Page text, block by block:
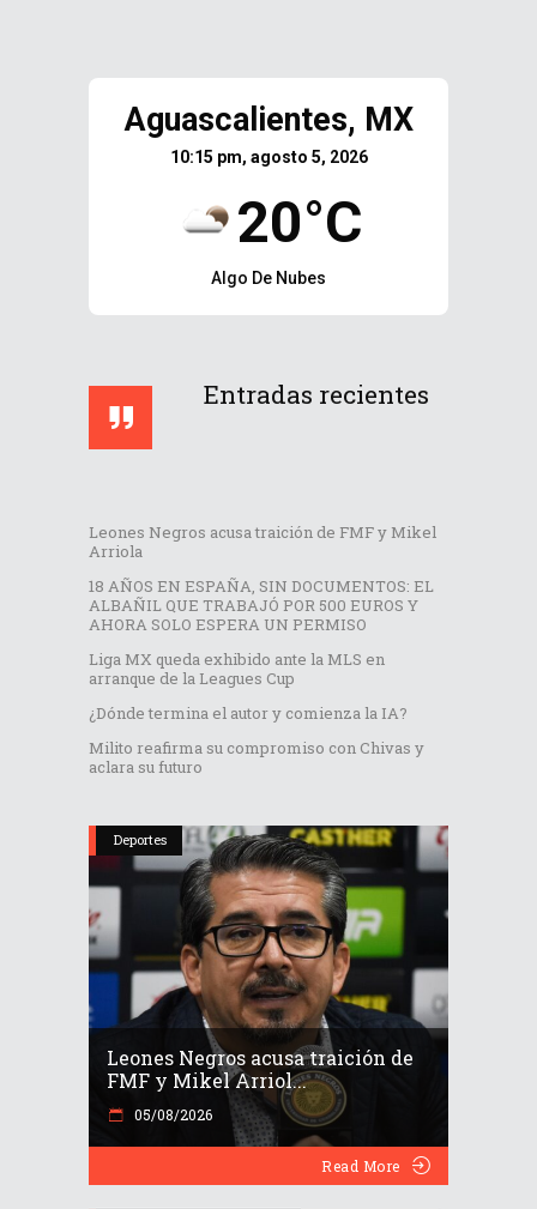
Aguascalientes, MX
10:15 pm, agosto 5, 2026
20°C
Algo De Nubes
Entradas recientes
Leones Negros acusa traición de FMF y Mikel
Arriola
18 AÑOS EN ESPAÑA, SIN DOCUMENTOS: EL
ALBAÑIL QUE TRABAJÓ POR 500 EUROS Y
AHORA SOLO ESPERA UN PERMISO
Liga MX queda exhibido ante la MLS en
arranque de la Leagues Cup
¿Dónde termina el autor y comienza la IA?
Milito reafirma su compromiso con Chivas y
aclara su futuro
Deportes
Leones Negros acusa traición de
FMF y Mikel Arriol...
05/08/2026
Read More